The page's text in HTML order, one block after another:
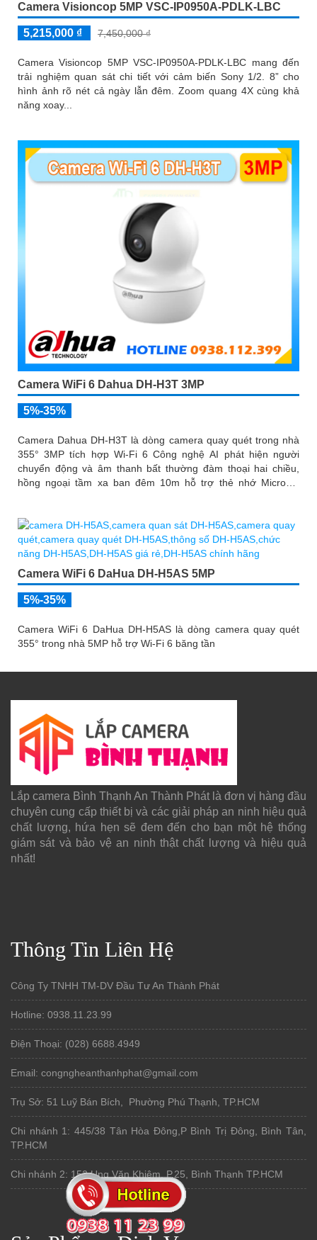
Camera Visioncop 5MP VSC-IP0950A-PDLK-LBC
5,215,000 ₫ 7,450,000 ₫
Camera Visioncop 5MP VSC-IP0950A-PDLK-LBC mang đến
trải nghiệm quan sát chi tiết với cảm biến Sony 1/2. 8” cho
hình ảnh rõ nét cả ngày lẫn đêm. Zoom quang 4X cùng khả
năng xoay...
Camera WiFi 6 Dahua DH-H3T 3MP
5%-35%
Camera Dahua DH-H3T là dòng camera quay quét trong nhà
355° 3MP tích hợp Wi-Fi 6 Công nghệ AI phát hiện người
chuyển động và âm thanh bất thường đàm thoại hai chiều,
hồng ngoại tầm xa ban đêm 10m hỗ trợ thẻ nhớ MicroSD
Camera WiFi 6 DaHua DH-H5AS 5MP
5%-35%
Camera WiFi 6 DaHua DH-H5AS là dòng camera quay quét
355° trong nhà 5MP hỗ trợ Wi-Fi 6 băng tần
Lắp camera Bình Thạnh An Thành Phát là đơn vị hàng đầu
chuyên cung cấp thiết bị và các giải pháp an ninh hiệu quả
chất lượng, hứa hẹn sẽ đem đến cho bạn một hệ thống
giám sát và bảo vệ an ninh thật chất lượng và hiệu quả
nhất!
Thông Tin Liên Hệ
Công Ty TNHH TM-DV Đầu Tư An Thành Phát
Hotline: 0938.11.23.99
Điện Thoại: (028) 6688.4949
Email: congngheanthanhphat@gmail.com
Trụ Sở: 51 Luỹ Bán Bích, Phường Phú Thạnh, TP.HCM
Chi nhánh 1: 445/38 Tân Hòa Đông,P Bình Trị Đông, Bình Tân,
TP.HCM
Chi nhánh 2: 152 Ung Văn Khiêm, P.25, Bình Thạnh TP.HCM